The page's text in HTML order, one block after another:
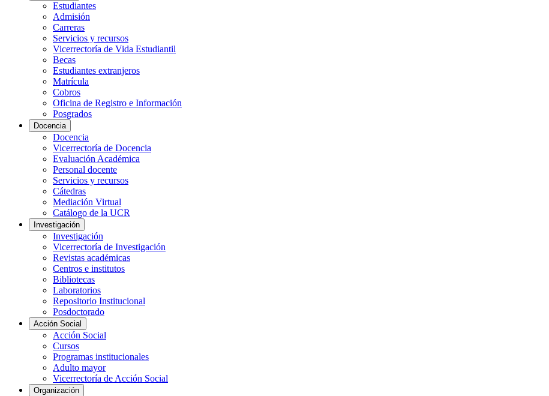
Estudiantes
Admisión
Carreras
Servicios y recursos
Vicerrectoría de Vida Estudiantil
Becas
Estudiantes extranjeros
Matrícula
Cobros
Oficina de Registro e Información
Posgrados
Docencia
Docencia
Vicerrectoría de Docencia
Evaluación Académica
Personal docente
Servicios y recursos
Cátedras
Mediación Virtual
Catálogo de la UCR
Investigación
Investigación
Vicerrectoría de Investigación
Revistas académicas
Centros e institutos
Bibliotecas
Laboratorios
Repositorio Institucional
Posdoctorado
Acción Social
Acción Social
Cursos
Programas institucionales
Adulto mayor
Vicerrectoría de Acción Social
Organización